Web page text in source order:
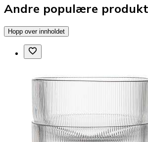
Andre populære
Hopp over innholdet